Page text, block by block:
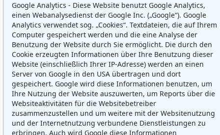
Google Analytics - Diese Website benutzt Google Analytics,
einen Webanalysedienst der Google Inc. („Google“). Google
Analytics verwendet sog. „Cookies“. Textdateien, die auf Ihrem
Computer gespeichert werden und die eine Analyse der
Benutzung der Website durch Sie ermöglicht. Die durch den
Cookie erzeugten Informationen über Ihre Benutzung dieser
Website (einschließlich Ihrer IP-Adresse) werden an einen
Server von Google in den USA übertragen und dort
gespeichert. Google wird diese Informationen benutzen, um
Ihre Nutzung der Website auszuwerten, um Reports über die
Websiteaktivitäten für die Websitebetreiber
zusammenzustellen und um weitere mit der Websitenutzung
und der Internetnutzung verbundene Dienstleistungen zu
erbringen. Auch wird Google diese Informationen